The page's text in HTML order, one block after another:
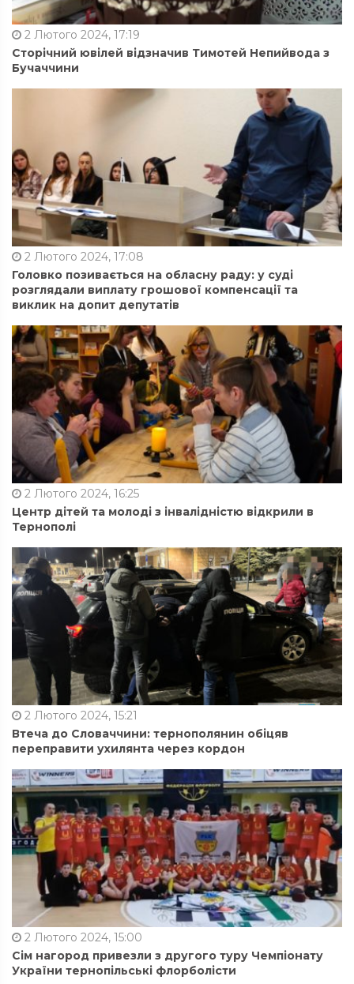
2 Лютого 2024, 17:19
Сторічний ювілей відзначив Тимотей Непийвода з
Бучаччини
2 Лютого 2024, 17:08
Головко позивається на обласну раду: у суді
розглядали виплату грошової компенсації та
виклик на допит депутатів
2 Лютого 2024, 16:25
Центр дітей та молоді з інвалідністю відкрили в
Тернополі
2 Лютого 2024, 15:21
Втеча до Словаччини: тернополянин обіцяв
переправити ухилянта через кордон
2 Лютого 2024, 15:00
Сім нагород привезли з другого туру Чемпіонату
України тернопільські флорболісти